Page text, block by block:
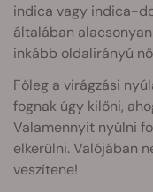
indica vagy indica-
általában
inkább oldalirányú
Főleg a virágzási
fognak úgy kilőni,
Valamennyit nyúlni
elkerülni. Valójában
veszítene!